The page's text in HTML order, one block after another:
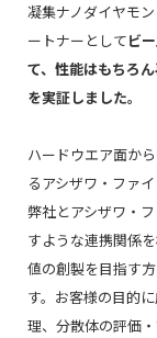
凝集ナノダイヤモ
ートナーとしてビ
て、性能はもちろ
を実証しました。
ハードウエア面か
るアシザワ・ファ
弊社とアシザワ・
すような連携関係
値の創製を目指す
す。お客様の目的
理、分散体の評価